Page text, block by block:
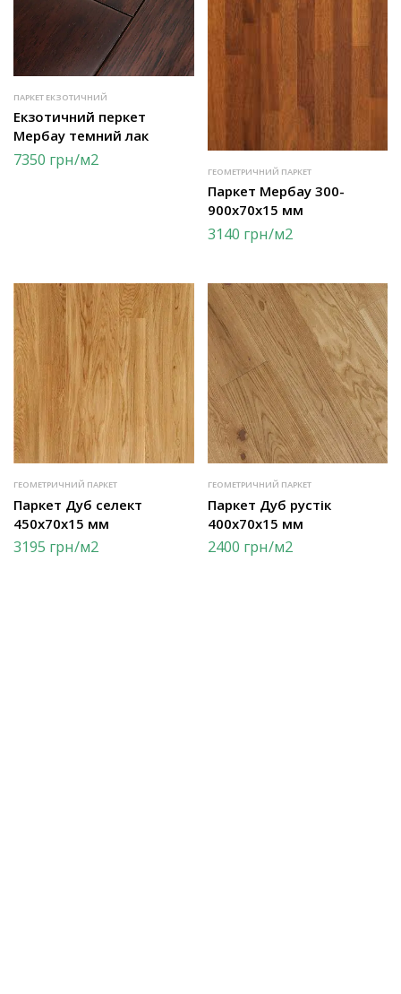
ПАРКЕТ ЕКЗОТИЧНИЙ
Екзотичний перкет
Мербау темний лак
7350 грн/м2
ГЕОМЕТРИЧНИЙ ПАРКЕТ
Паркет Мербау 300-
900х70х15 мм
3140 грн/м2
ГЕОМЕТРИЧНИЙ ПАРКЕТ
Паркет Дуб селект
450х70х15 мм
3195 грн/м2
ГЕОМЕТРИЧНИЙ ПАРКЕТ
Паркет Дуб рустік
400х70х15 мм
2400 грн/м2